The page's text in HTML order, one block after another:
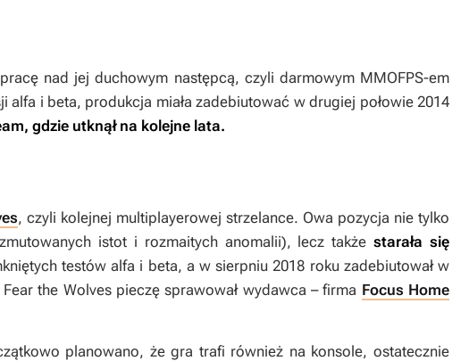
nad jej duchowym następcą, czyli darmowym MMOFPS-em
i beta, produkcja miała zadebiutować w drugiej połowie 2014
gdzie utknął na kolejne lata.
, czyli kolejnej multiplayerowej strzelance. Owa pozycja nie tylko
istot i rozmaitych anomalii), lecz takżestarała się
testów alfa i beta, a w sierpniu 2018 roku zadebiutował w
Fear the Wolvespieczę sprawował wydawca – firma Focus Home
planowano, że gra trafi również na konsole, ostatecznie